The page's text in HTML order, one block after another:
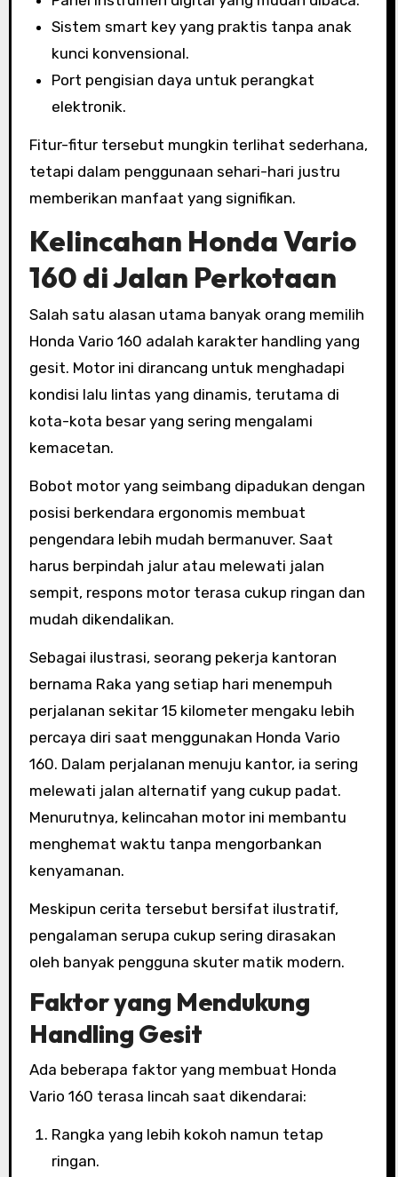
Sistem smart key yang praktis tanpa anak
kunci konvensional.
Port pengisian daya untuk perangkat
elektronik.
Fitur-fitur tersebut mungkin terlihat sederhana,
tetapi dalam penggunaan sehari-hari justru
memberikan manfaat yang signifikan.
Kelincahan Honda Vario
160 di Jalan Perkotaan
Salah satu alasan utama banyak orang memilih
Honda Vario 160 adalah karakter handling yang
gesit. Motor ini dirancang untuk menghadapi
kondisi lalu lintas yang dinamis, terutama di
kota-kota besar yang sering mengalami
kemacetan.
Bobot motor yang seimbang dipadukan dengan
posisi berkendara ergonomis membuat
pengendara lebih mudah bermanuver. Saat
harus berpindah jalur atau melewati jalan
sempit, respons motor terasa cukup ringan dan
mudah dikendalikan.
Sebagai ilustrasi, seorang pekerja kantoran
bernama Raka yang setiap hari menempuh
perjalanan sekitar 15 kilometer mengaku lebih
percaya diri saat menggunakan Honda Vario
160. Dalam perjalanan menuju kantor, ia sering
melewati jalan alternatif yang cukup padat.
Menurutnya, kelincahan motor ini membantu
menghemat waktu tanpa mengorbankan
kenyamanan.
Meskipun cerita tersebut bersifat ilustratif,
pengalaman serupa cukup sering dirasakan
oleh banyak pengguna skuter matik modern.
Faktor yang Mendukung
Handling Gesit
Ada beberapa faktor yang membuat Honda
Vario 160 terasa lincah saat dikendarai:
Rangka yang lebih kokoh namun tetap
ringan.